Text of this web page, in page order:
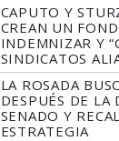
CAPUTO Y
CREAN UN
INDEMNIZAR Y
SINDICATOS
LA ROSADA
DESPUÉS DE LA
SENADO Y
ESTRATEGIA